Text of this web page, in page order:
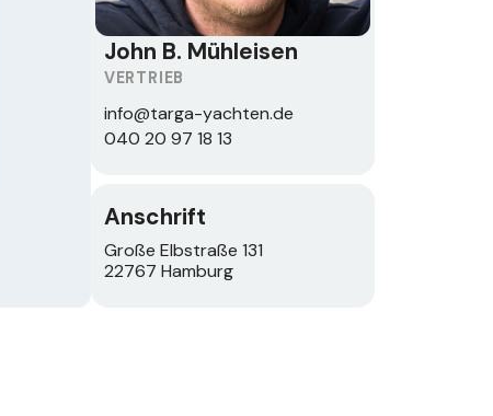
John B. Mühleisen
VERTRIEB
info@targa-yachten.de
040 20 97 18 13
Anschrift
Große Elbstraße 131
22767 Hamburg